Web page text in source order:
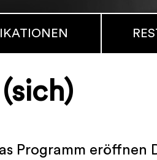
Programm eröffnen